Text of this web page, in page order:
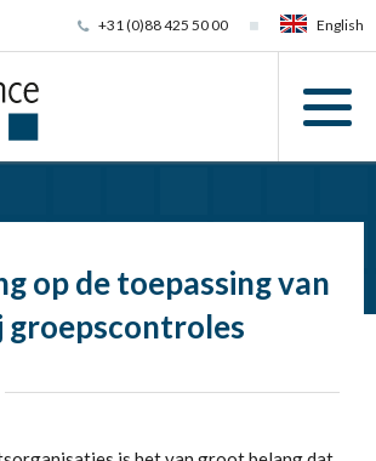
+31 (0)88 425 50 00 English
op de toepassing van
groepscontroles